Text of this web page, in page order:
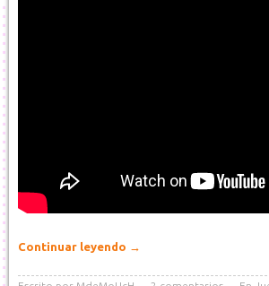
Continuar leyendo →